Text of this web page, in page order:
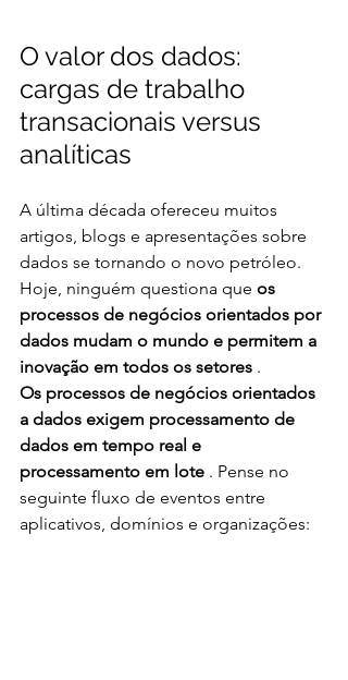
O valor dos dados:
cargas de trabalho
transacionais versus
analíticas
A última década ofereceu muitos
artigos, blogs e apresentações sobre
dados se tornando o novo petróleo.
Hoje, ninguém questiona que os
processos de negócios orientados por
dados mudam o mundo e permitem a
inovação em todos os setores .
Os processos de negócios orientados
a dados exigem processamento de
dados em tempo real e
processamento em lote . Pense no
seguinte fluxo de eventos entre
aplicativos, domínios e organizações: